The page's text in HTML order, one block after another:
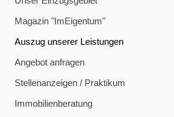
Magazin "ImEigentum"
Auszug unserer Leistungen
Angebot anfragen
Stellenanzeigen / Praktikum
Immobilienberatung